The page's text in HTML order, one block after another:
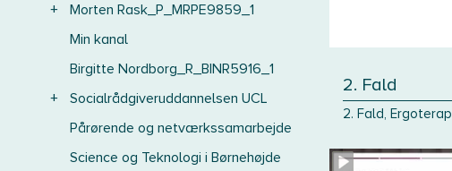
+
Morten Rask_P_MRPE9859_1
Min kanal
Birgitte Nordborg_R_BINR5916_1
+
Socialrådgiveruddannelsen UCL
Pårørende og netværkssamarbejde
Science og Teknologi i Børnehøjde
2. Fald
2. Fald,